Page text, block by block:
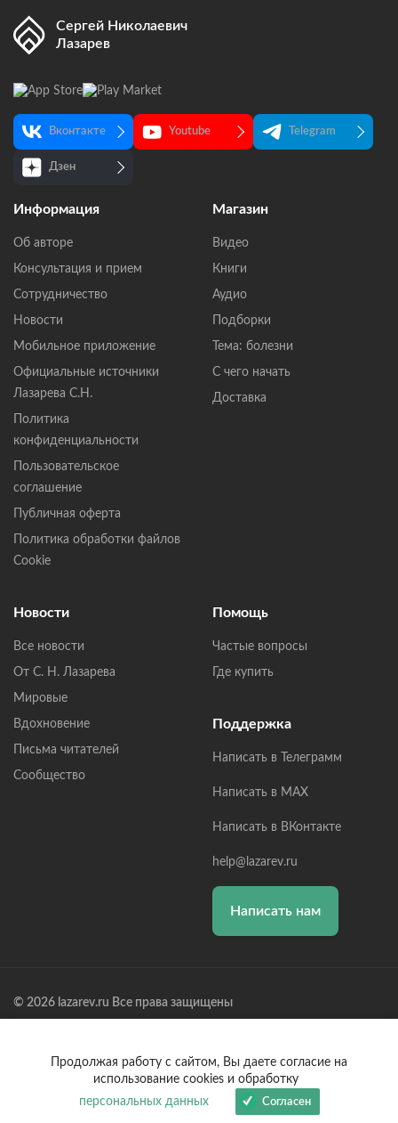
Сергей Николаевич
Лазарев
Вконтакте Youtube Telegram
Дзен
Информация
Об авторе
Консультация и прием
Сотрудничество
Новости
Мобильное приложение
Официальные источники
Лазарева С.Н.
Политика
конфиденциальности
Пользовательское
соглашение
Публичная оферта
Политика обработки файлов
Cookie
Магазин
Видео
Книги
Аудио
Подборки
Тема: болезни
С чего начать
Доставка
Новости
Все новости
От С. Н. Лазарева
Мировые
Вдохновение
Письма читателей
Сообщество
Помощь
Частые вопросы
Где купить
Поддержка
Написать в Телеграмм
Написать в MAX
Написать в ВКонтакте
help@lazarev.ru
Написать нам
© 2026 lazarev.ru Все права защищены
Банк: ОАО "АЛЬФА-БАНК" БИК: 044525593, К/С:
30101810200000000593
Продолжая работу с сайтом, Вы даете согласие на
использование cookies и обработку
персональных данных
Согласен